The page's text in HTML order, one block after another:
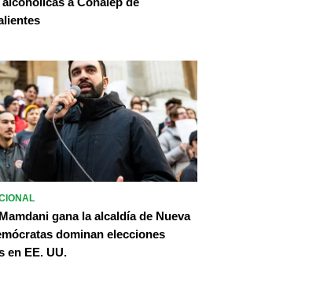
gana la alcaldía de Nueva
dominan elecciones
en EE. UU.